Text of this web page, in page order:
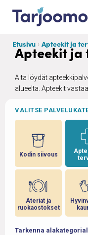
Siirry sisältöön
Etusivu Apteekit ja
Apteekit ja
Alta löydät
alueelta. Apteekit
VALITSE
Kodin siivous
Ateriat ja
ruokaostokset
Tarkenna